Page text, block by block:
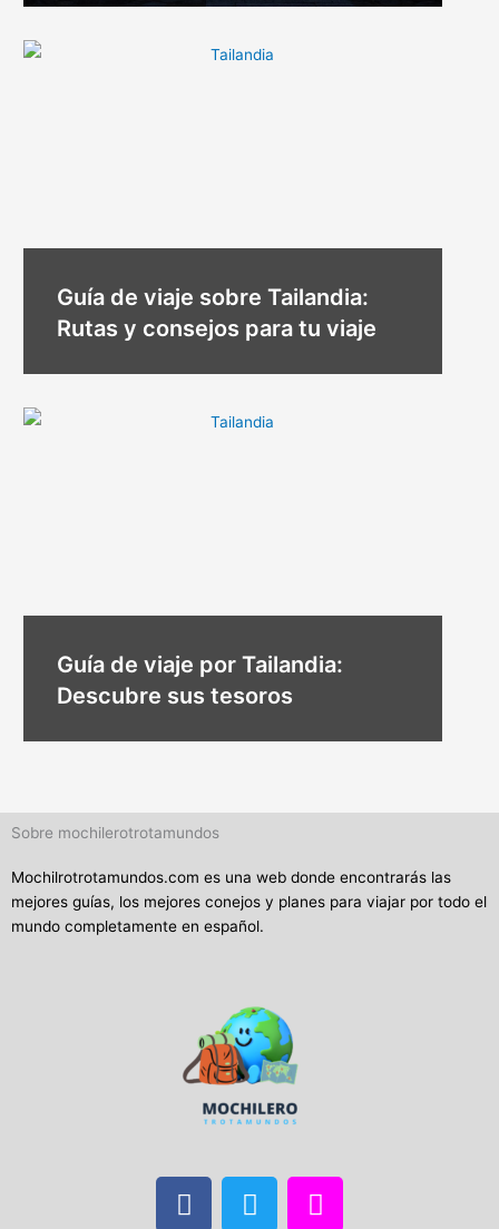
Guía de viaje sobre Tailandia:
Rutas y consejos para tu viaje
Guía de viaje por Tailandia:
Descubre sus tesoros
Sobre mochilerotrotamundos
Mochilrotrotamundos.com es una web donde encontrarás las
mejores guías, los mejores conejos y planes para viajar por todo el
mundo completamente en español.
F
a
T
w
I
n